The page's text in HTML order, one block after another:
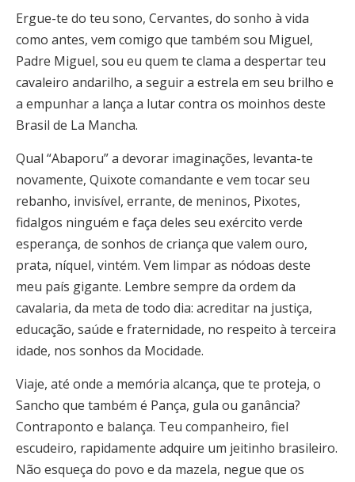
Ergue-te do teu sono, Cervantes, do sonho à vida
como antes, vem comigo que também sou Miguel,
Padre Miguel, sou eu quem te clama a despertar teu
cavaleiro andarilho, a seguir a estrela em seu brilho e
a empunhar a lança a lutar contra os moinhos deste
Brasil de La Mancha.
Qual “Abaporu” a devorar imaginações, levanta-te
novamente, Quixote comandante e vem tocar seu
rebanho, invisível, errante, de meninos, Pixotes,
fidalgos ninguém e faça deles seu exército verde
esperança, de sonhos de criança que valem ouro,
prata, níquel, vintém. Vem limpar as nódoas deste
meu país gigante. Lembre sempre da ordem da
cavalaria, da meta de todo dia: acreditar na justiça,
educação, saúde e fraternidade, no respeito à terceira
idade, nos sonhos da Mocidade.
Viaje, até onde a memória alcança, que te proteja, o
Sancho que também é Pança, gula ou ganância?
Contraponto e balança. Teu companheiro, fiel
escudeiro, rapidamente adquire um jeitinho brasileiro.
Não esqueça do povo e da mazela, negue que os